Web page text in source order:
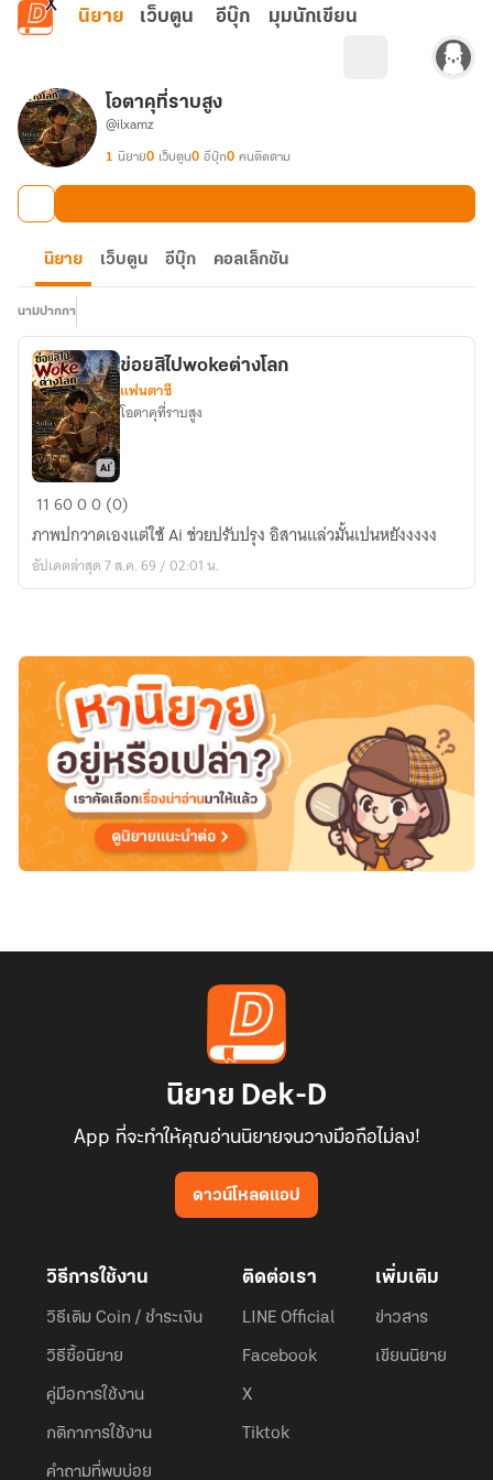
ข้ามไปยังเนื้อหาหลัก
นิยาย เว็บตูน อีบุ๊ก มุมนักเขียน
โอตาคุที่ราบสูง
@ilxamz
1 นิยาย0 เว็บตูน0 อีบุ๊ก0 คนติดตาม
นิยาย เว็บตูน อีบุ๊ก คอลเล็กชัน
นามปากกา
ข่อย
สิไปwokeต่าง
โลก
ข่อยสิไปwokeต่างโลก
แฟนตาซี
โอตาคุที่ราบสูง
116000 (0)
ภาพปกวาดเองแต่ใช้ Ai ช่วยปรับปรุง อิสานแล่วมั้นเปนหยังงงงง
อัปเดตล่าสุด 7 ส.ค. 69 / 02:01 น.
นิยาย Dek-D
App ที่จะทำให้คุณอ่านนิยายจนวางมือถือไม่ลง!
ดาวน์โหลดแอป
วิธีการใช้งาน
วิธีเติม Coin / ชำระเงิน
วิธีซื้อนิยาย
คู่มือการใช้งาน
กติกาการใช้งาน
คำถามที่พบบ่อย
ติดต่อเรา
LINE Official
Facebook
X
Tiktok
เพิ่มเติม
ข่าวสาร
เขียนนิยาย